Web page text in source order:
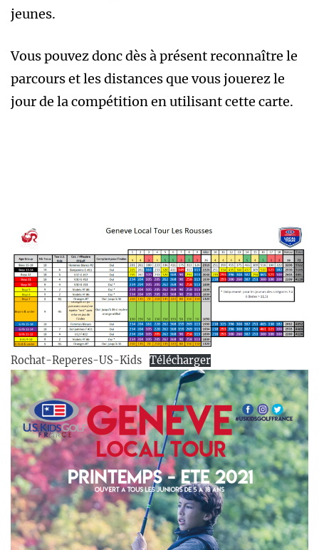
jeunes.
Vous pouvez donc dès à présent reconnaître le
parcours et les distances que vous jouerez le
jour de la compétition en utilisant cette carte.
Rochat-Reperes-US-Kids Télécharger